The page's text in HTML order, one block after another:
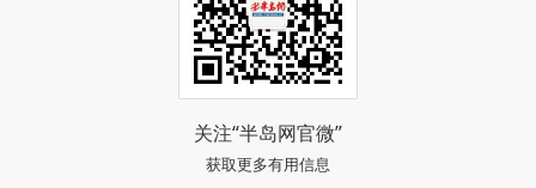
关注“半岛网官微”
获取更多有用信息